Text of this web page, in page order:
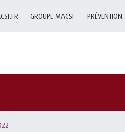
GROUPE MACSF PRÉVENTION